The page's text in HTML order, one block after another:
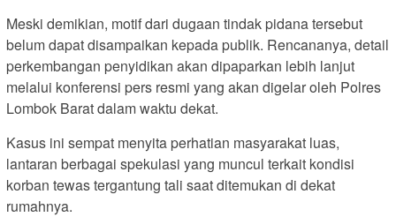
Meski demikian, motif dari dugaan tindak pidana tersebut
belum dapat disampaikan kepada publik. Rencananya, detail
perkembangan penyidikan akan dipaparkan lebih lanjut
melalui konferensi pers resmi yang akan digelar oleh Polres
Lombok Barat dalam waktu dekat.
Kasus ini sempat menyita perhatian masyarakat luas,
lantaran berbagai spekulasi yang muncul terkait kondisi
korban tewas tergantung tali saat ditemukan di dekat
rumahnya.